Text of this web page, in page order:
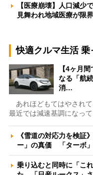
【医療崩壊】人口減少
見舞われ地域医療が
快適クルマ生活
【4ヶ月
なる「航
消…
あれほどもてはやされて
最近では減速基調になっ
《雪道の対応力を検証
ー」の真価 「ターボ
乗り込むと同時に「こ